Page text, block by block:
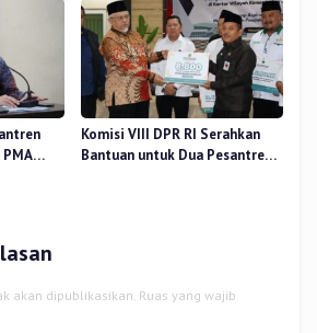
Komisi VIII DPR RI Serahkan
Bantuan untuk Dua Pesantren
akan dipublikasikan. Ruas yang wajib